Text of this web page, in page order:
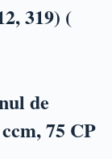
319) (
de
75 CP